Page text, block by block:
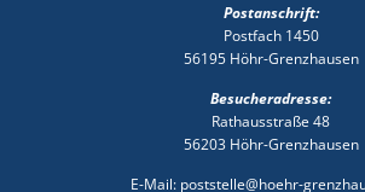
Postanschrift:
Postfach 1450
56195 Höhr-Grenzhausen
Besucheradresse:
Rathausstraße 48
56203 Höhr-Grenzhausen
E-Mail: poststelle@hoehr-